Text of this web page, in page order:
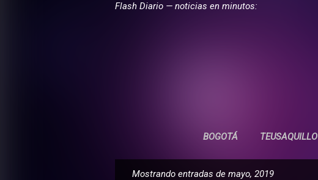
Flash Diario — noticias en minutos:
BOGOTÁ TEUSAQUILLO
Mostrando entradas de mayo, 2019